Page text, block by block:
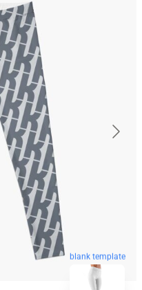
blank template